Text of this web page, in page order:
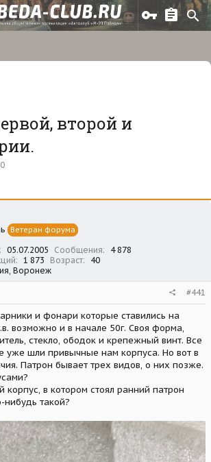
второй и
Ветеран форума
05.07.2005 Сообщения
4 878
1 873 Возраст
40
Воронеж
#441
и фонари которые ставились на
возможно и в начале 50г. Своя форма,
стекло, ободок и крепежный винт. Все
уже шли привычные нам корпуса. Но вот в
Патрон бывает трех видов, о них позже.
в котором стоял ранний патрон
нибудь такой?